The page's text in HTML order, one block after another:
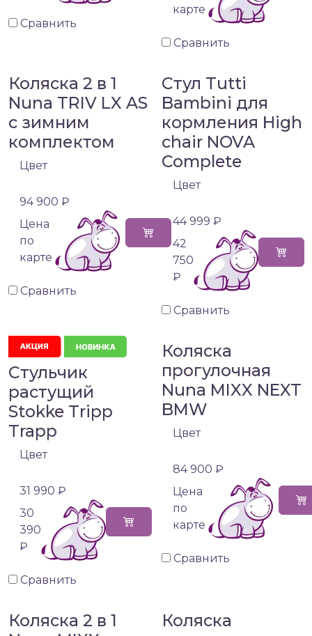
Сравнить
карте
Сравнить
Коляска 2 в 1
Nuna TRIV LX AS
с зимним
комплектом
Цвет
94 900 ₽
Цена
по
карте
Сравнить
Стул Tutti
Bambini для
кормления High
chair NOVA
Complete
Цвет
44 999 ₽
42
750
₽
Сравнить
Стульчик
растущий
Stokke Tripp
Trapp
Цвет
31 990 ₽
30
390
₽
Сравнить
Коляска
прогулочная
Nuna MIXX NEXT
BMW
Цвет
84 900 ₽
Цена
по
карте
Сравнить
Коляска 2 в 1
Коляска